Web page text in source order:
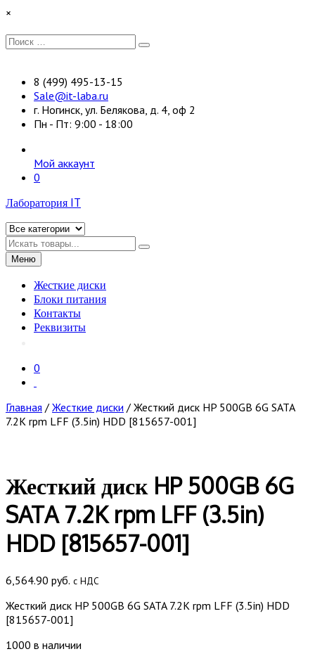
Перейти
содержимому
×
Искать:
Поиск
8 (499) 495-13-15
Sale@it-laba.ru
г. Ногинск, ул. Белякова, д. 4, оф 2
Пн - Пт: 9:00 - 18:00
Мой аккаунт
0
Лаборатория IT
Искать
Меню
Жесткие диски
Блоки питания
Контакты
Реквизиты
0
Главная / Жесткие диски / Жесткий диск HP 500GB 6G SATA
7.2K rpm LFF (3.5in) HDD [815657-001]
Жесткий диск HP 500GB 6G
SATA 7.2K rpm LFF (3.5in)
HDD [815657-001]
6,564.90 руб. с НДС
Жесткий диск HP 500GB 6G SATA 7.2K rpm LFF (3.5in) HDD
[815657-001]
1000 в наличии